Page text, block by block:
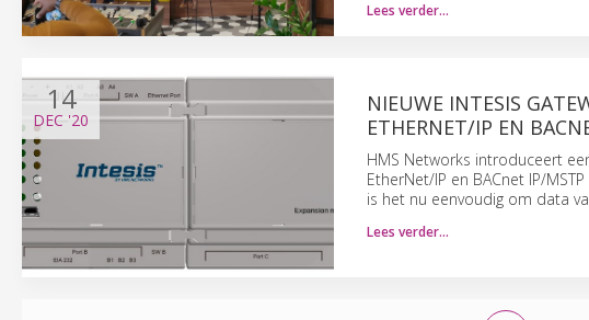
Lees verder…
14
DEC'20
NIEUWE INTESIS
ETHERNET/IP EN
HMS Networks introduceert
EtherNet/IP en BACnet IP/
is het nu eenvoudig om data
Lees verder…